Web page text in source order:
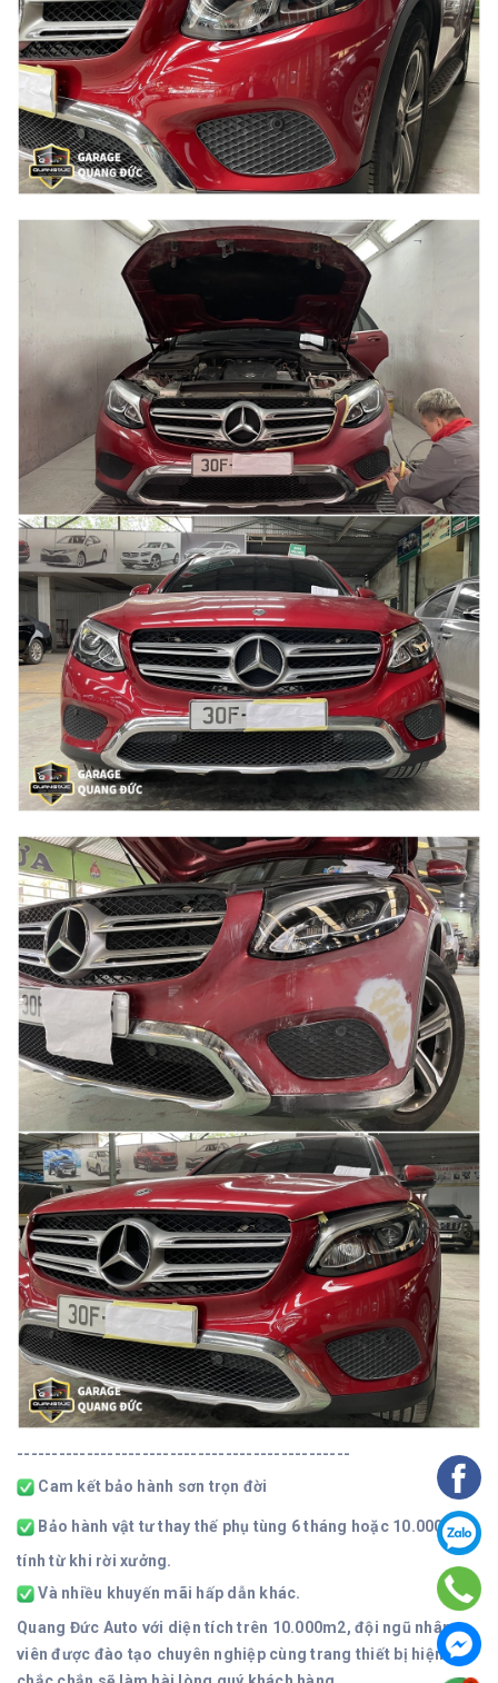
------------------------------------------------
Cam kết bảo hành sơn trọn đời
Bảo hành vật tư thay thế phụ tùng 6 tháng hoặc 10.000km
tính từ khi rời xưởng.
Và nhiều khuyến mãi hấp dẫn khác.
Quang Đức Auto với diện tích trên 10.000m2, đội ngũ nhân
viên được đào tạo chuyên nghiệp cùng trang thiết bị hiện đại